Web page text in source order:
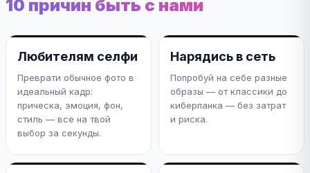
10 причин быть с нами
Любителям селфи
Преврати обычное фото в
идеальный кадр:
прическа, эмоция, фон,
стиль — все на твой
выбор за секунды.
Нарядись в сеть
Попробуй на себе разные
образы — от классики до
киберпанка — без затрат
и риска.